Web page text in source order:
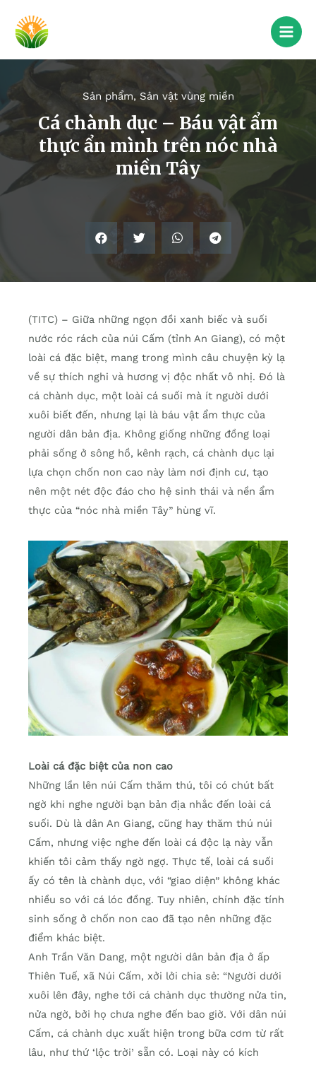
Sản phẩm, Sản vật vùng miền
Cá chành dục – Báu vật ẩm
thực ẩn mình trên nóc nhà
miền Tây
(TITC) – Giữa những ngọn đồi xanh biếc và suối
nước róc rách của núi Cấm (tỉnh An Giang), có một
loài cá đặc biệt, mang trong mình câu chuyện kỳ lạ
về sự thích nghi và hương vị độc nhất vô nhị. Đó là
cá chành dục, một loài cá suối mà ít người dưới
xuôi biết đến, nhưng lại là báu vật ẩm thực của
người dân bản địa. Không giống những đồng loại
phải sống ở sông hồ, kênh rạch, cá chành dục lại
lựa chọn chốn non cao này làm nơi định cư, tạo
nên một nét độc đáo cho hệ sinh thái và nền ẩm
thực của “nóc nhà miền Tây” hùng vĩ.
Loài cá đặc biệt của non cao
Những lần lên núi Cấm thăm thú, tôi có chút bất
ngờ khi nghe người bạn bản địa nhắc đến loài cá
suối. Dù là dân An Giang, cũng hay thăm thú núi
Cấm, nhưng việc nghe đến loài cá độc lạ này vẫn
khiến tôi cảm thấy ngờ ngợ. Thực tế, loài cá suối
ấy có tên là chành dục, với “giao diện” không khác
nhiều so với cá lóc đồng. Tuy nhiên, chính đặc tính
sinh sống ở chốn non cao đã tạo nên những đặc
điểm khác biệt.
Anh Trần Văn Dang, một người dân bản địa ở ấp
Thiên Tuế, xã Núi Cấm, xởi lởi chia sẻ: “Người dưới
xuôi lên đây, nghe tới cá chành dục thường nửa tin,
nửa ngờ, bởi họ chưa nghe đến bao giờ. Với dân núi
Cấm, cá chành dục xuất hiện trong bữa cơm từ rất
lâu, như thứ ‘lộc trời’ sẵn có. Loại này có kích